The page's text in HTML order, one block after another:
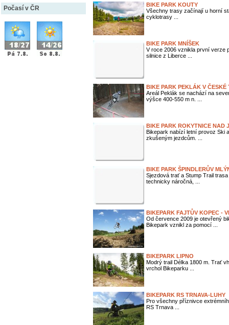
Počasí v ČR
BIKE PARK KOUTY
Všechny trasy začínají u horní
cyklotrasy ...
BIKE PARK MNÍŠEK
V roce 2006 vznikla první verze
silnice z Liberce ...
BIKE PARK PEKLÁK V ČESKÉ
Areál Peklák se nachází na
výšce 400-550 m n. ...
BIKE PARK ROKYTNICE NAD
Bikepark nabízí letní provoz Ski
zkušeným jezdcům. ...
BIKE PARK ŠPINDLERŮV
Sjezdová trať a Stump Trail
technicky náročná, ...
BIKEPARK FAJTŮV KOPEC -
Od července 2009 je otevřený
Bikepark vznikl za pomocí ...
BIKEPARK LIPNO
Modrý trail Délka 1800 m. Trať
vrchol Bikeparku ...
BIKEPARK RS TRNAVA-LUHY
Pro všechny příznivce
RS Trnava ...